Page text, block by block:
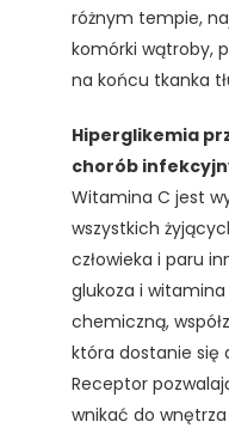
różnym tempie,
komórki wątroby,
na końcu tkanka
Hiperglikemia
chorób
Witamina C jest
wszystkich
człowieka i paru
glukoza i
chemiczną,
która dostanie się
Receptor
wnikać do